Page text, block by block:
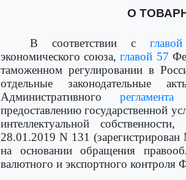
О
В соответствии с
экономического союза,главой 57
таможенном регулировании в
отдельные законодательные
Административного регламента
предоставлению государственной
интеллектуальной
28.01.2019 N 131
на основании обращения
валютного и экспортного контроля